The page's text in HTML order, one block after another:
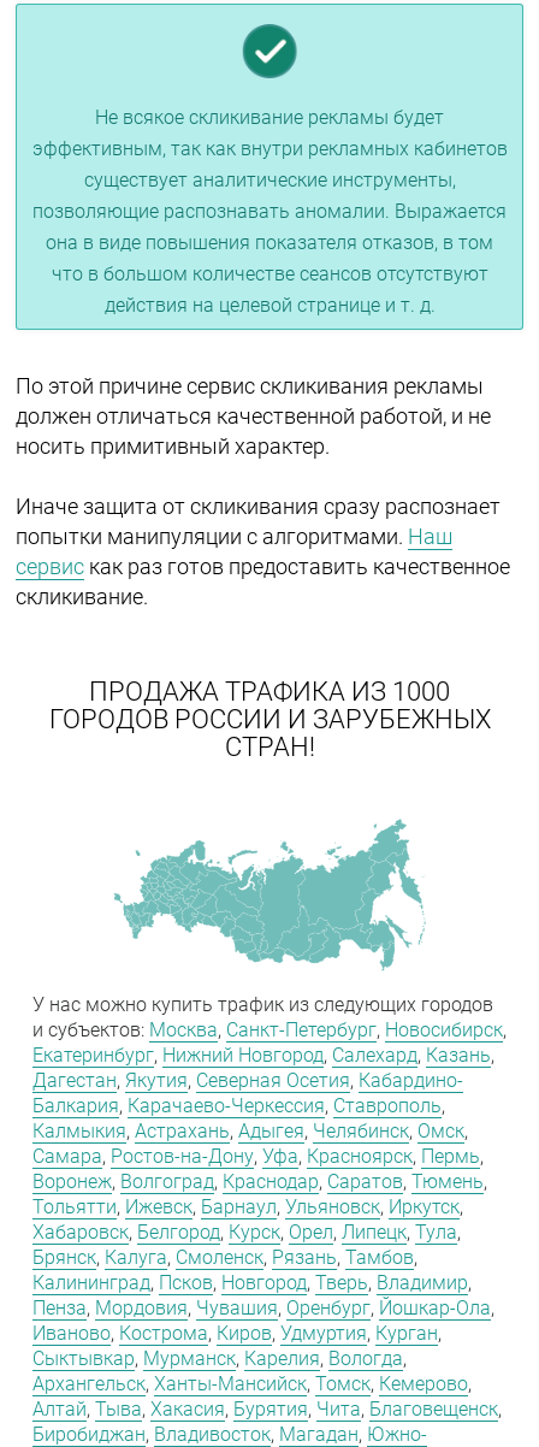
Не всякое скликивание рекламы будет
эффективным, так как внутри рекламных кабинетов
существует аналитические инструменты,
позволяющие распознавать аномалии. Выражается
она в виде повышения показателя отказов, в том
что в большом количестве сеансов отсутствуют
действия на целевой странице и т. д.
По этой причине сервис скликивания рекламы
должен отличаться качественной работой, и не
носить примитивный характер.
Иначе защита от скликивания сразу распознает
попытки манипуляции с алгоритмами. Наш
сервис как раз готов предоставить качественное
скликивание.
ПРОДАЖА ТРАФИКА ИЗ 1000
ГОРОДОВ РОССИИ И ЗАРУБЕЖНЫХ
СТРАН!
У нас можно купить трафик из следующих городов
и субъектов: Москва, Санкт-Петербург, Новосибирск,
Екатеринбург, Нижний Новгород, Салехард, Казань,
Дагестан, Якутия, Северная Осетия, Кабардино-
Балкария, Карачаево-Черкессия, Ставрополь,
Калмыкия, Астрахань, Адыгея, Челябинск, Омск,
Самара, Ростов-на-Дону, Уфа, Красноярск, Пермь,
Воронеж, Волгоград, Краснодар, Саратов, Тюмень,
Тольятти, Ижевск, Барнаул, Ульяновск, Иркутск,
Хабаровск, Белгород, Курск, Орел, Липецк, Тула,
Брянск, Калуга, Смоленск, Рязань, Тамбов,
Калининград, Псков, Новгород, Тверь, Владимир,
Пенза, Мордовия, Чувашия, Оренбург, Йошкар-Ола,
Иваново, Кострома, Киров, Удмуртия, Курган,
Сыктывкар, Мурманск, Карелия, Вологда,
Архангельск, Ханты-Мансийск, Томск, Кемерово,
Алтай, Тыва, Хакасия, Бурятия, Чита, Благовещенск,
Биробиджан, Владивосток, Магадан, Южно-